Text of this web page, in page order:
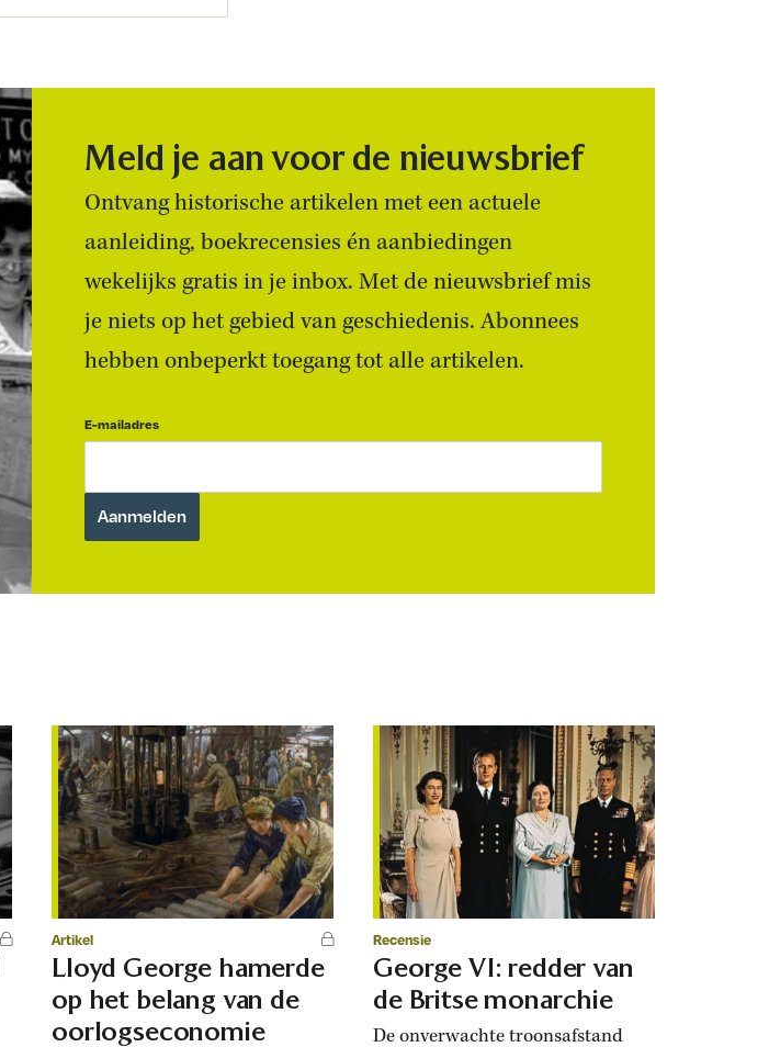
Meld je aan voor de nieuwsbrief
Ontvang historische artikelen met een actuele
aanleiding, boekrecensies én aanbiedingen
wekelijks gratis in je inbox. Met de nieuwsbrief mis
je niets op het gebied van geschiedenis. Abonnees
hebben onbeperkt toegang tot alle artikelen.
E-mailadres
Artikel
Lloyd George hamerde
op het belang van de
oorlogseconomie
Recensie
George VI: redder van
de Britse monarchie
De onverwachte troonsafstand